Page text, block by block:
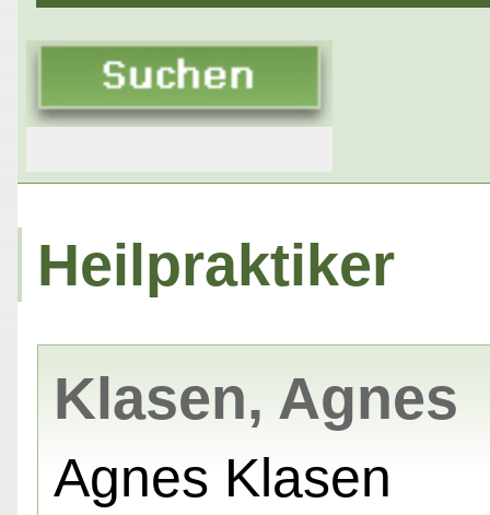
Heilpraktiker
Klasen, Agnes
Agnes Klasen